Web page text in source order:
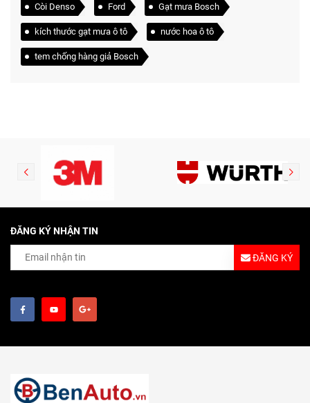
Còi Denso Ford Gạt mưa Bosch
kích thước gạt mưa ô tô nước hoa ô tô
tem chống hàng giả Bosch
ĐĂNG KÝ NHẬN TIN
ĐĂNG KÝ